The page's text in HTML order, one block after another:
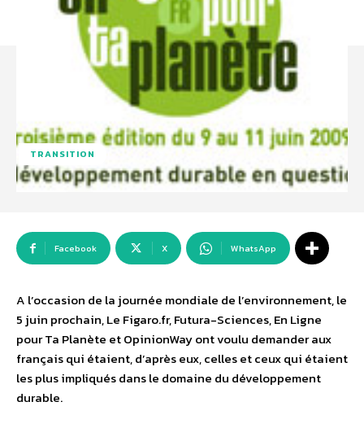
TRANSITION
Facebook X WhatsApp
A l’occasion de la journée mondiale de l’environnement, le
5 juin prochain, Le Figaro.fr, Futura-Sciences, En Ligne
pour Ta Planète et OpinionWay ont voulu demander aux
français qui étaient, d’après eux, celles et ceux qui étaient
les plus impliqués dans le domaine du développement
durable.